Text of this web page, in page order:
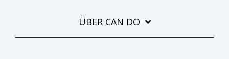
ÜBER CAN DO